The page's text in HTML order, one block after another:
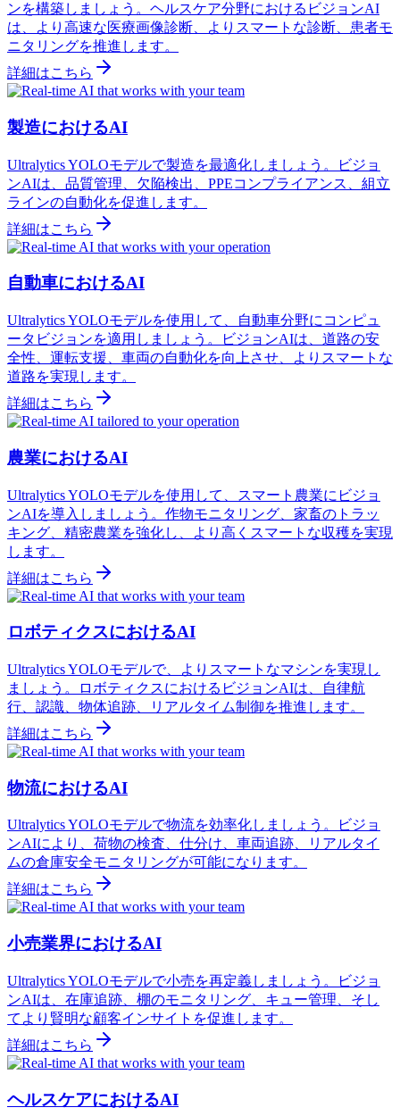
ンを構築しましょう。ヘルスケア分野におけるビジョンAI
は、より高速な医療画像診断、よりスマートな診断、患者モ
ニタリングを推進します。
詳細はこちら
製造におけるAI
Ultralytics YOLOモデルで製造を最適化しましょう。ビジョ
ンAIは、品質管理、欠陥検出、PPEコンプライアンス、組立
ラインの自動化を促進します。
詳細はこちら
自動車におけるAI
Ultralytics YOLOモデルを使用して、自動車分野にコンピュ
ータビジョンを適用しましょう。ビジョンAIは、道路の安
全性、運転支援、車両の自動化を向上させ、よりスマートな
道路を実現します。
詳細はこちら
農業におけるAI
Ultralytics YOLOモデルを使用して、スマート農業にビジョ
ンAIを導入しましょう。作物モニタリング、家畜のトラッ
キング、精密農業を強化し、より高くスマートな収穫を実現
します。
詳細はこちら
ロボティクスにおけるAI
Ultralytics YOLOモデルで、よりスマートなマシンを実現し
ましょう。ロボティクスにおけるビジョンAIは、自律航
行、認識、物体追跡、リアルタイム制御を推進します。
詳細はこちら
物流におけるAI
Ultralytics YOLOモデルで物流を効率化しましょう。ビジョ
ンAIにより、荷物の検査、仕分け、車両追跡、リアルタイ
ムの倉庫安全モニタリングが可能になります。
詳細はこちら
小売業界におけるAI
Ultralytics YOLOモデルで小売を再定義しましょう。ビジョ
ンAIは、在庫追跡、棚のモニタリング、キュー管理、そし
てより賢明な顧客インサイトを促進します。
詳細はこちら
ヘルスケアにおけるAI